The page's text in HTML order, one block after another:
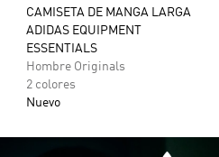
CAMISETA DE MANGA LARGA
ADIDAS EQUIPMENT
ESSENTIALS
Hombre Originals
2 colores
Nuevo